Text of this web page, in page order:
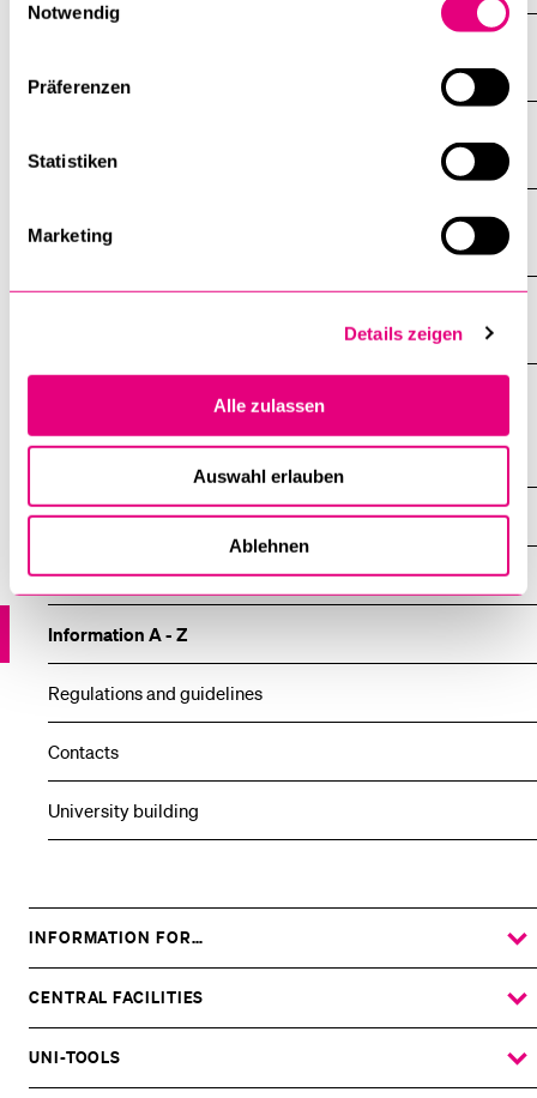
Notwendig
Präferenzen
Statistiken
Marketing
Details zeigen
Alle zulassen
Auswahl erlauben
Ablehnen
External Lecturers
Overview
Information A - Z
Regulations and guidelines
Contacts
University building
Taster courses and support programmes
Wi-Fi
INFORMATION FOR…
SHOW
THE
SUBMENU
CENTRAL FACILITIES
SHOW
THE
SUBMENU
UNI-TOOLS
SHOW
THE